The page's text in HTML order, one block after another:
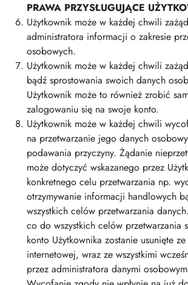
PRAWA PRZYSŁUGUJĄCE
Użytkownik może w każdej chwili
administratora informacji o zakresie
osobowych.
Użytkownik może w każdej chwili
bądź sprostowania swoich danych
Użytkownik może to również zrobić
zalogowaniu się na swoje konto.
Użytkownik może w każdej chwili
na przetwarzanie jego danych
podawania przyczyny. Żądanie
może dotyczyć wskazanego przez
konkretnego celu przetwarzania np.
otrzymywanie informacji handlowych
wszystkich celów przetwarzania
co do wszystkich celów przetwarzania
konto Użytkownika zostanie usunięte
internetowej, wraz ze wszystkimi
przez administratora danymi